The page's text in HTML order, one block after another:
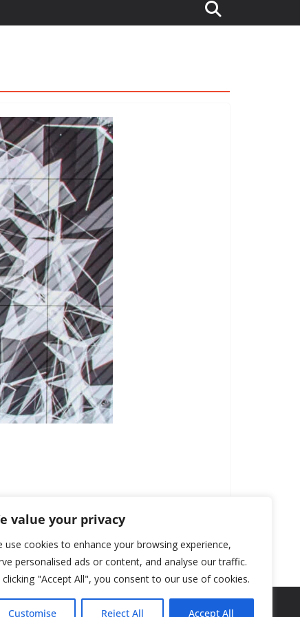
value your privacy
use cookies to enhance your browsing experience,
personalised ads or content, and analyse our traffic.
clicking "Accept All", you consent to our use of cookies.
Customise Reject All Accept All